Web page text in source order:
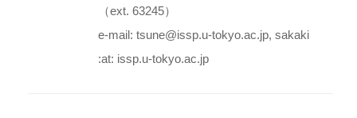
（ext. 63245）
e-mail: tsune@issp.u-tokyo.ac.jp, sakaki
:at: issp.u-tokyo.ac.jp